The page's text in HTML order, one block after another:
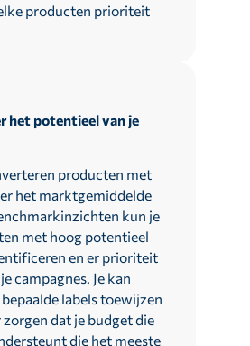
producten prioriteit
het potentieel van je
producten met
het marktgemiddelde
kun je
met hoog potentieel
en er prioriteit
campagnes. Je kan
labels toewijzen
zorgen dat je budget die
die het meeste